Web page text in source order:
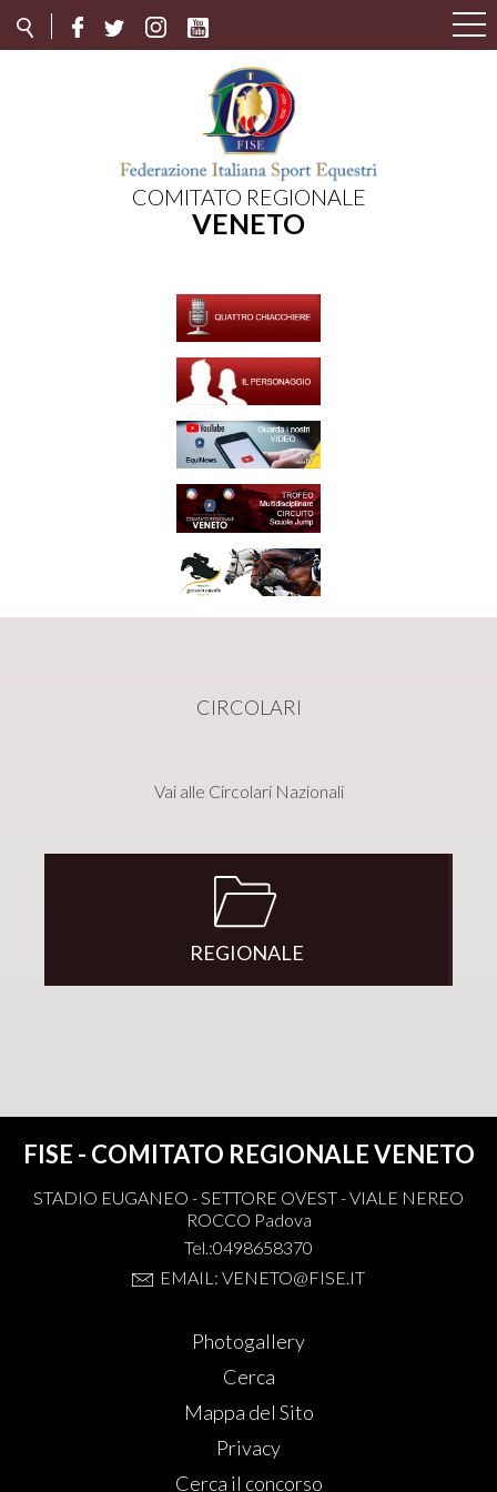
COMITATO REGIONALE
VENETO
CIRCOLARI
Vai alle Circolari Nazionali
REGIONALE
FISE - COMITATO REGIONALE VENETO
STADIO EUGANEO - SETTORE OVEST - VIALE NEREO
ROCCO Padova
Tel.:0498658370
EMAIL: VENETO@FISE.IT
Photogallery
Cerca
Mappa del Sito
Privacy
Cerca il concorso